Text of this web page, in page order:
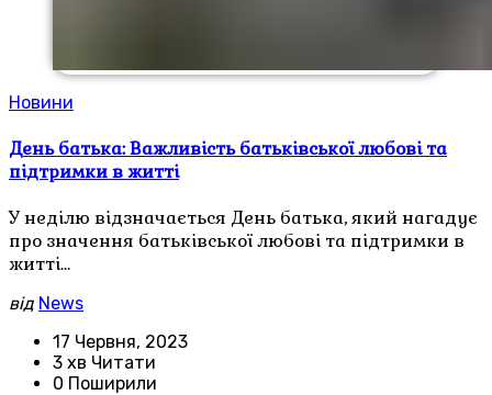
Новини
День батька: Важливість батьківської любові та
підтримки в житті
У неділю відзначається День батька, який нагадує
про значення батьківської любові та підтримки в
житті…
від News
17 Червня, 2023
3 хв Читати
0 Поширили